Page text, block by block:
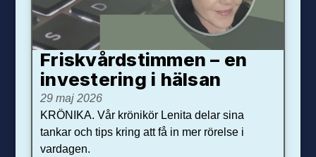
Friskvårdstimmen – en
investering i hälsan
29 maj 2026
KRÖNIKA. Vår krönikör Lenita delar sina
tankar och tips kring att få in mer rörelse i
vardagen.